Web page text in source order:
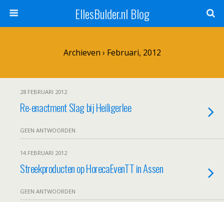
EllesBulder.nl Blog
Archieven › Februari, 2012
28 FEBRUARI 2012
Re-enactment Slag bij Heiligerlee
GEEN ANTWOORDEN
14 FEBRUARI 2012
Streekproducten op HorecaEvenTT in Assen
GEEN ANTWOORDEN